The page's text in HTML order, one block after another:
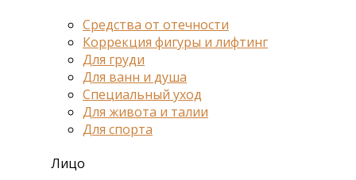
Средства от отечности
Коррекция фигуры и лифтинг
Для груди
Для ванн и душа
Специальный уход
Для живота и талии
Для спорта
Лицо